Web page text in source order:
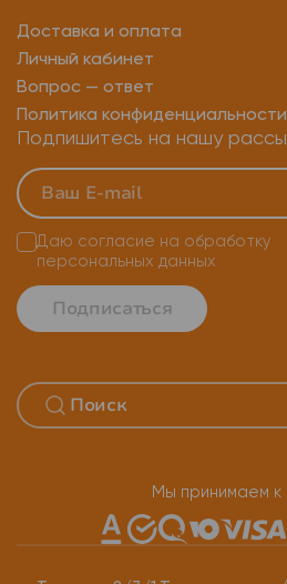
Доставка и оплата
Личный кабинет
Вопрос — ответ
Политика конфиденциальности
Подпишитесь на нашу
Подписаться
Даю согласие на обработку
персональных данных
Мы принимаем к